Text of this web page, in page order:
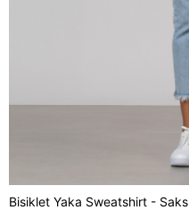
Bisiklet Yaka Sweatshirt - Saks